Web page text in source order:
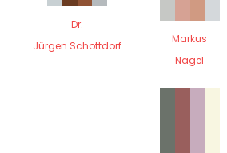
Dr.
Jürgen Schottdorf
Markus
Nagel